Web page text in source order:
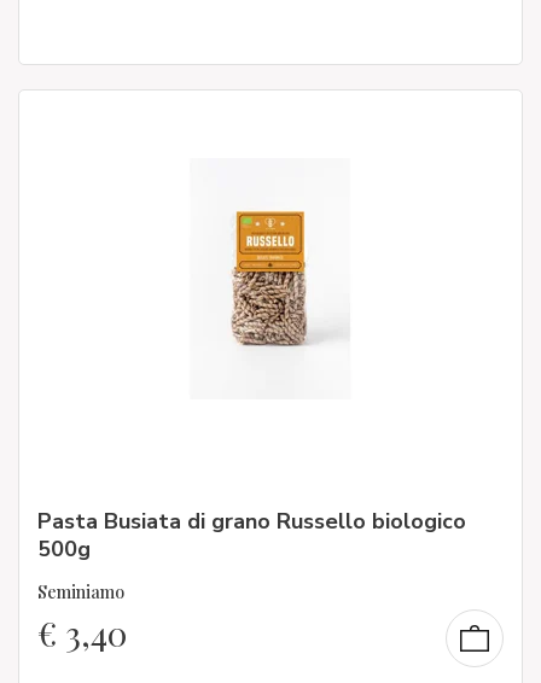
Pasta Busiata di grano Russello biologico
500g
Seminiamo
€ 3,40